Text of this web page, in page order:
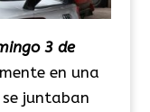
3 de
en una
juntaban